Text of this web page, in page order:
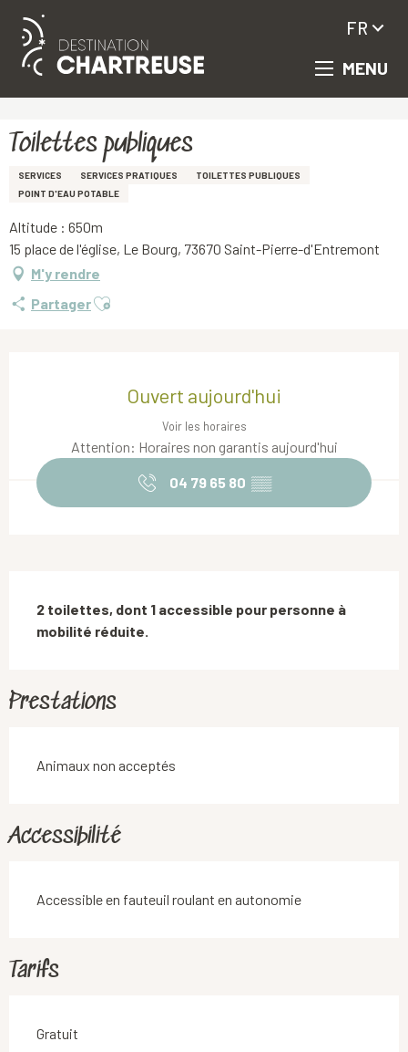
Aller
principal
MENU
FR
Toilettes publiques
SERVICES SERVICES PRATIQUES
TOILETTES PUBLIQUES
POINT D'EAU POTABLE
Altitude : 650m
15 place de l'église, Le Bourg, 73670 Saint-Pierre-d'Entremont
M'y rendre
PartagerAjouter aux favoris
Ouvert aujourd'hui
Voir les horaires
Attention: Horaires non garantis aujourd'hui
04 79 65 80 ▒▒
2 toilettes, dont 1 accessible pour personne à
mobilité réduite.
Prestations
Animaux non acceptés
Accessibilité
Accessible en fauteuil roulant en autonomie
Tarifs
Gratuit